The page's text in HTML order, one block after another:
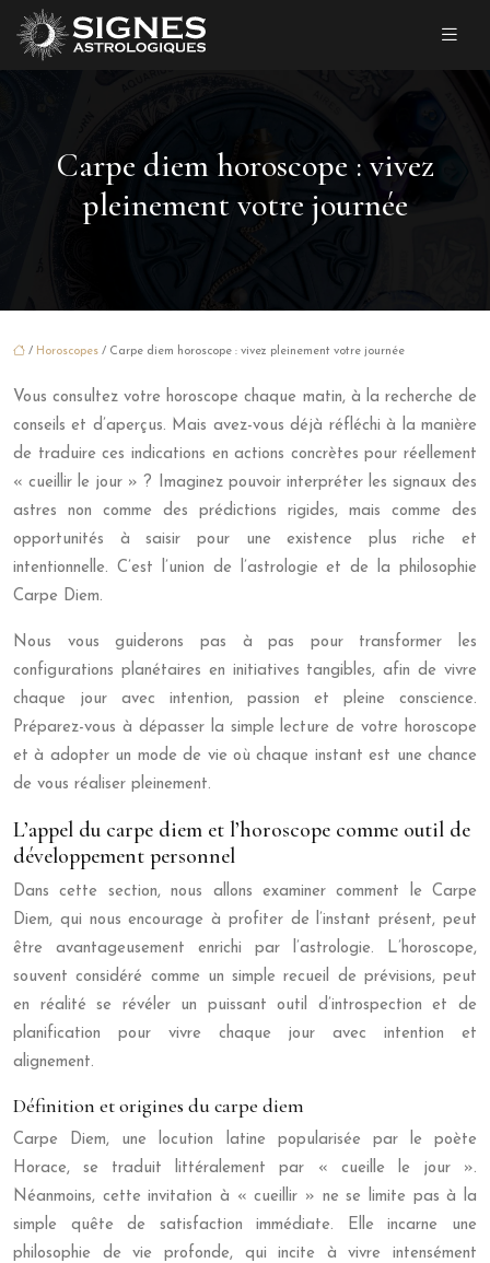
Carpe diem horoscope : vivez
pleinement votre journée
/ Horoscopes / Carpe diem horoscope : vivez pleinement votre journée
Vous consultez votre horoscope chaque matin, à la recherche de
conseils et d’aperçus. Mais avez-vous déjà réfléchi à la manière
de traduire ces indications en actions concrètes pour réellement
« cueillir le jour » ? Imaginez pouvoir interpréter les signaux des
astres non comme des prédictions rigides, mais comme des
opportunités à saisir pour une existence plus riche et
intentionnelle. C’est l’union de l’astrologie et de la philosophie
Carpe Diem.
Nous vous guiderons pas à pas pour transformer les
configurations planétaires en initiatives tangibles, afin de vivre
chaque jour avec intention, passion et pleine conscience.
Préparez-vous à dépasser la simple lecture de votre horoscope
et à adopter un mode de vie où chaque instant est une chance
de vous réaliser pleinement.
L’appel du carpe diem et l’horoscope comme outil de
développement personnel
Dans cette section, nous allons examiner comment le Carpe
Diem, qui nous encourage à profiter de l’instant présent, peut
être avantageusement enrichi par l’astrologie. L’horoscope,
souvent considéré comme un simple recueil de prévisions, peut
en réalité se révéler un puissant outil d’introspection et de
planification pour vivre chaque jour avec intention et
alignement.
Définition et origines du carpe diem
Carpe Diem, une locution latine popularisée par le poète
Horace, se traduit littéralement par « cueille le jour ».
Néanmoins, cette invitation à « cueillir » ne se limite pas à la
simple quête de satisfaction immédiate. Elle incarne une
philosophie de vie profonde, qui incite à vivre intensément